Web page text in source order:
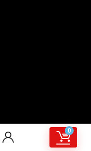
0